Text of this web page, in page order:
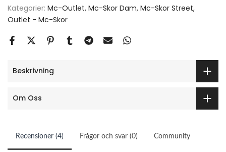
Kategorier: Mc-Outlet Mc-Skor Dam Mc-Skor Street
Outlet - Mc-Skor
Beskrivning
Om Oss
Recensioner (4) Frågor och svar (0) Community